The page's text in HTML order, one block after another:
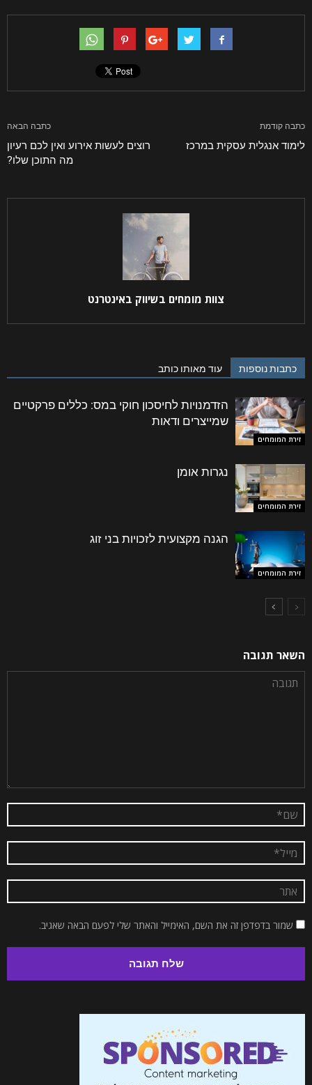
כתבה קודמת
לימוד אנגלית עסקית במרכז
כתבה הבאה
רוצים לעשות אירוע ואין לכם רעיון
מה התוכן שלו?
צוות מומחים בשיווק באינטרנט
כתבות נוספות עוד מאותו כותב
זירת המומחים
הזדמנויות לחיסכון חוקי במס: כללים פרקטיים
שמייצרים ודאות
זירת המומחים
נגרות אומן
זירת המומחים
הגנה מקצועית לזכויות בני זוג
השאר תגובה
שמור בדפדפן זה את השם, האימייל והאתר שלי לפעם הבאה שאגיב.
קראתי ואני מאשר/ת את מדיניות הפרטיות
ומסכים/ה לשמירת המידע לצורך טיפול בפנייתי (חובה)